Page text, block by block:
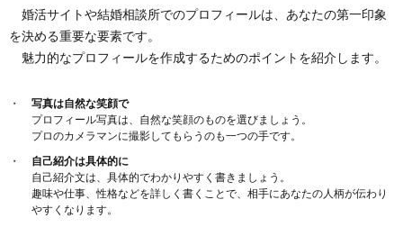
婚活サイトや結婚相談所でのプロフィールは、あなたの第一印象
を決める重要な要素です。
魅力的なプロフィールを作成するためのポイントを紹介します。
写真は自然な笑顔で
プロフィール写真は、自然な笑顔のものを選びましょう。
プロのカメラマンに撮影してもらうのも一つの手です。
自己紹介は具体的に
自己紹介文は、具体的でわかりやすく書きましょう。
趣味や仕事、性格などを詳しく書くことで、相手にあなたの人柄が伝わり
やすくなります。